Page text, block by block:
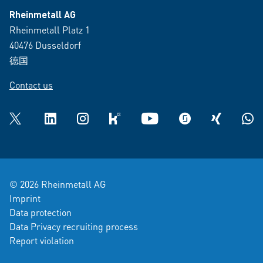
Rheinmetall AG
Rheinmetall Platz 1
40476 Dusseldorf
德国
Contact us
Twitter LinkedInInstagramkununu YouTube glassdoorXING
© 2026 Rheinmetall AG
Imprint
Data protection
Data Privacy recruiting process
Report violation